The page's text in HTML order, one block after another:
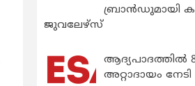
ബ്രാന്‍ഡുമായി
ജുവലേഴ്‌സ്
ആദ്യപാദത്തിൽ
അറ്റാദായം